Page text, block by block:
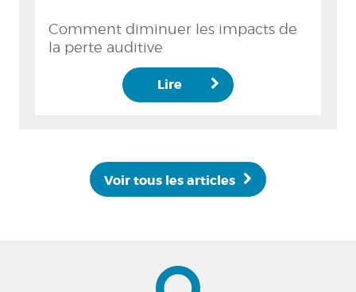
Comment diminuer les impacts de
la perte auditive
Lire
Voir tous les articles